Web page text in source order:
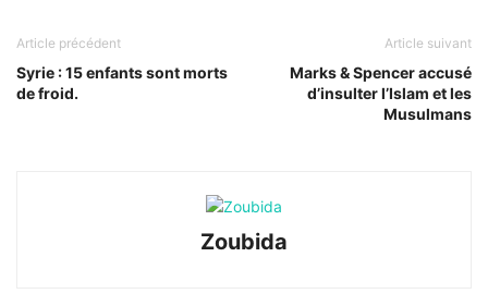
Article précédent
Syrie : 15 enfants sont morts
de froid.
Article suivant
Marks & Spencer accusé
d’insulter l’Islam et les
Musulmans
Zoubida